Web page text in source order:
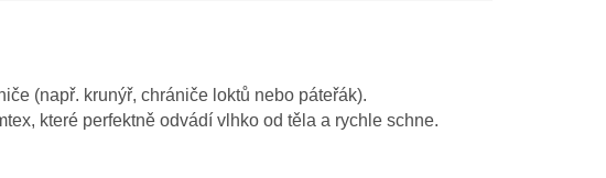
(např. krunýř, chrániče loktů nebo pá­teřák).
které perfektně odvádí vlhko od těla a rychle schne.